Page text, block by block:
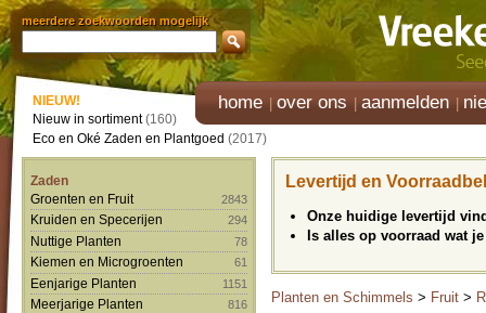
meerdere zoekwoorden mogelijk
home over ons aanmelden
NIEUW!
Nieuw in sortiment(160)
Eco en Oké Zaden en Plantgoed (2017)
Zaden
Groenten en Fruit
2843
Kruiden en Specerijen 294
Nuttige Planten 78
Kiemen en Microgroenten 61
Eenjarige Planten 1151
Meerjarige Planten 816
Levertijd en
Onze huidige levertijd
Is alles op voorraad wat
Planten en Schimmels > Fruit >